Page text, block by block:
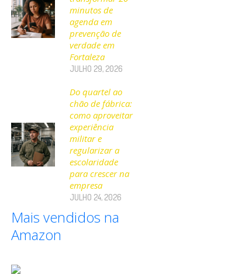
minutos de
agenda em
prevenção de
verdade em
Fortaleza
JULHO 29, 2026
Do quartel ao
chão de fábrica:
como aproveitar
experiência
militar e
regularizar a
escolaridade
para crescer na
empresa
JULHO 24, 2026
Mais vendidos na
Amazon